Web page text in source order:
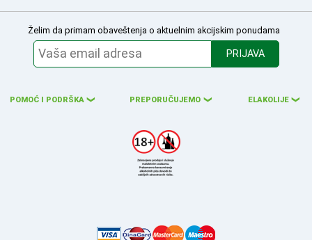
Želim da primam obaveštenja o aktuelnim akcijskim ponudama
PRIJAVA
POMOĆ I PODRŠKA ❮ PREPORUČUJEMO ❮ ELAKOLIJE ❮